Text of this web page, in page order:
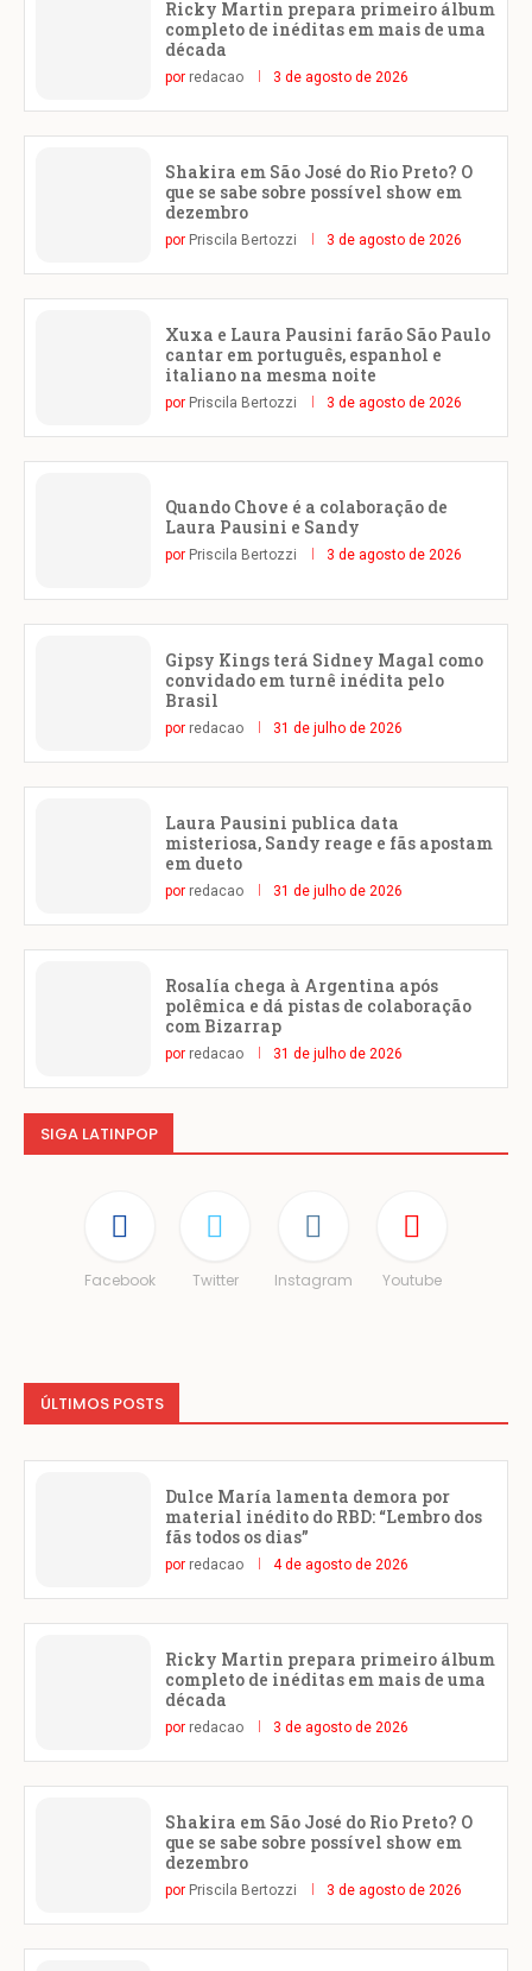
Ricky Martin prepara primeiro álbum
completo de inéditas em mais de uma
década
por redacao 3 de agosto de 2026
Shakira em São José do Rio Preto? O
que se sabe sobre possível show em
dezembro
por Priscila Bertozzi 3 de agosto de 2026
Xuxa e Laura Pausini farão São Paulo
cantar em português, espanhol e
italiano na mesma noite
por Priscila Bertozzi 3 de agosto de 2026
Quando Chove é a colaboração de
Laura Pausini e Sandy
por Priscila Bertozzi 3 de agosto de 2026
Gipsy Kings terá Sidney Magal como
convidado em turnê inédita pelo
Brasil
por redacao 31 de julho de 2026
Laura Pausini publica data
misteriosa, Sandy reage e fãs apostam
em dueto
por redacao 31 de julho de 2026
Rosalía chega à Argentina após
polêmica e dá pistas de colaboração
com Bizarrap
por redacao 31 de julho de 2026
SIGA LATINPOP
Facebook Twitter Instagram Youtube
ÚLTIMOS POSTS
Dulce María lamenta demora por
material inédito do RBD: “Lembro dos
fãs todos os dias”
por redacao 4 de agosto de 2026
Ricky Martin prepara primeiro álbum
completo de inéditas em mais de uma
década
por redacao 3 de agosto de 2026
Shakira em São José do Rio Preto? O
que se sabe sobre possível show em
dezembro
por Priscila Bertozzi 3 de agosto de 2026